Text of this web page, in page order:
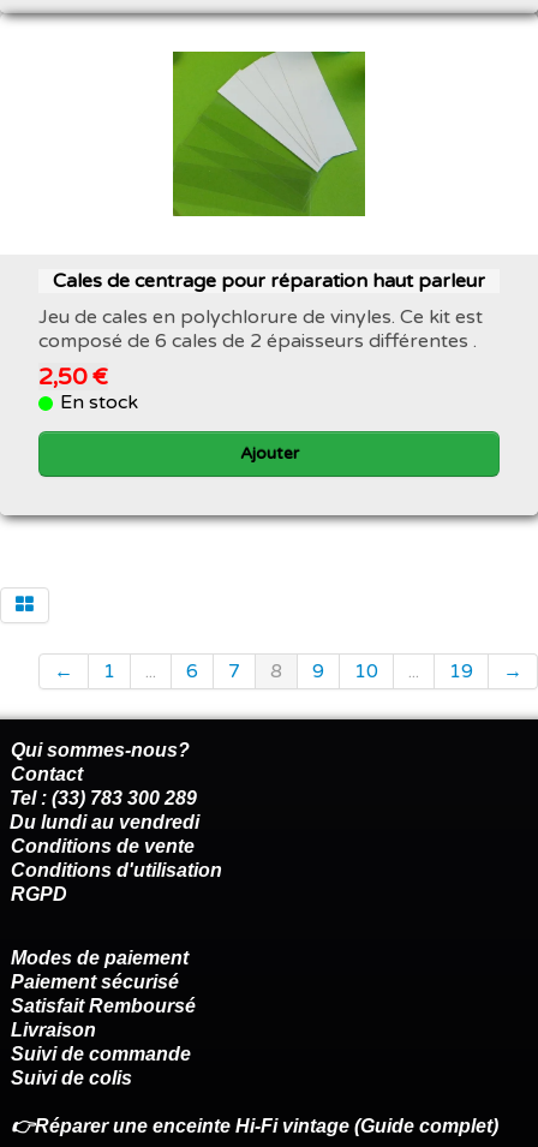
Cales de centrage pour réparation haut parleur
Jeu de cales en polychlorure de vinyles. Ce kit est
composé de 6 cales de 2 épaisseurs différentes .
2,50 €
En stock
Ajouter
← 1 ... 6 7 8 9 10 ... 19 →
Qui sommes-nous?
Contact
Tel : (33) 783 300 289
Du lundi au vendredi
Conditions de vente
Conditions d'utilisation
RGPD
Modes de paiement
Paiement sécurisé
Satisfait Remboursé
Livraison
Suivi de commande
Suivi de colis
👉Réparer une enceinte Hi-Fi vintage (Guide complet)